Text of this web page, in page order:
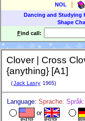
NOL
Dancing and Studying
Shape
Find call:
Clover | Cross
{anything} [A1]
(Jack Lasry 1965)
Language: Sprache: Språk:
or